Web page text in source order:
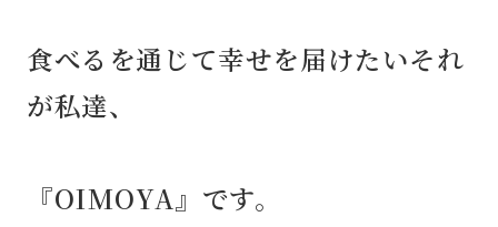
食べるを通じて幸せを届けたいそれ
が私達、
『OIMOYA』です。